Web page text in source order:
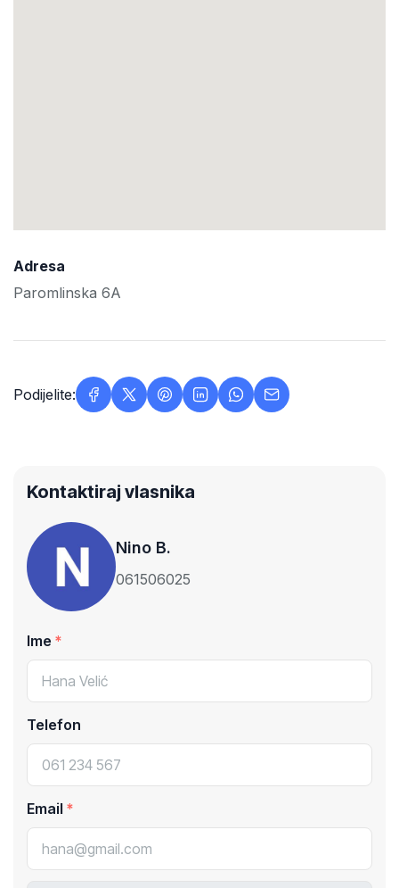
Adresa
Paromlinska 6A
Podijelite:
Kontaktiraj vlasnika
Nino B.
061506025
Ime
Telefon
Email